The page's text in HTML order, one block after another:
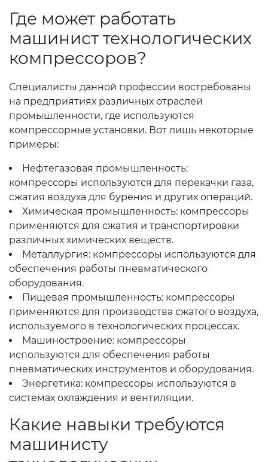
Где может работать
машинист технологических
компрессоров?
Специалисты данной профессии востребованы
на предприятиях различных отраслей
промышленности, где используются
компрессорные установки. Вот лишь некоторые
примеры:
Нефтегазовая промышленность:
компрессоры используются для перекачки газа,
сжатия воздуха для бурения и других операций.
Химическая промышленность: компрессоры
применяются для сжатия и транспортировки
различных химических веществ.
Металлургия: компрессоры используются для
обеспечения работы пневматического
оборудования.
Пищевая промышленность: компрессоры
применяются для производства сжатого воздуха,
используемого в технологических процессах.
Машиностроение: компрессоры
используются для обеспечения работы
пневматических инструментов и оборудования.
Энергетика: компрессоры используются в
системах охлаждения и вентиляции.
Какие навыки требуются
машинисту